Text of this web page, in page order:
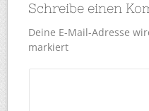
Schreibe einen
Deine E-Mail-Adresse
markiert